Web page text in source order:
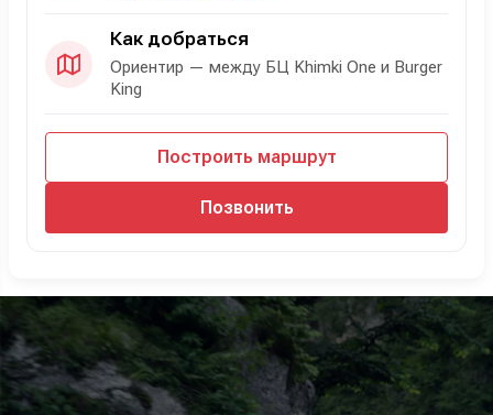
Как добраться
Ориентир — между БЦ Khimki One и Burger
King
Построить маршрут
Позвонить